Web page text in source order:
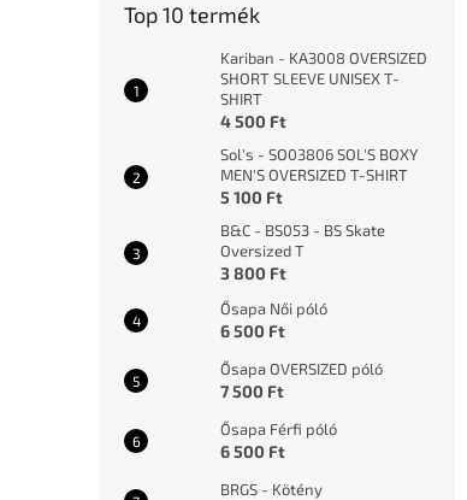
Top 10 termék
Kariban - KA3008 OVERSIZED
SHORT SLEEVE UNISEX T-
SHIRT
4 500 Ft
Sol's - SO03806 SOL'S BOXY
MEN'S OVERSIZED T-SHIRT
5 100 Ft
B&C - BS053 - BS Skate
Oversized T
3 800 Ft
Ősapa Női póló
6 500 Ft
Ősapa OVERSIZED póló
7 500 Ft
Ősapa Férfi póló
6 500 Ft
BRGS - Kötény